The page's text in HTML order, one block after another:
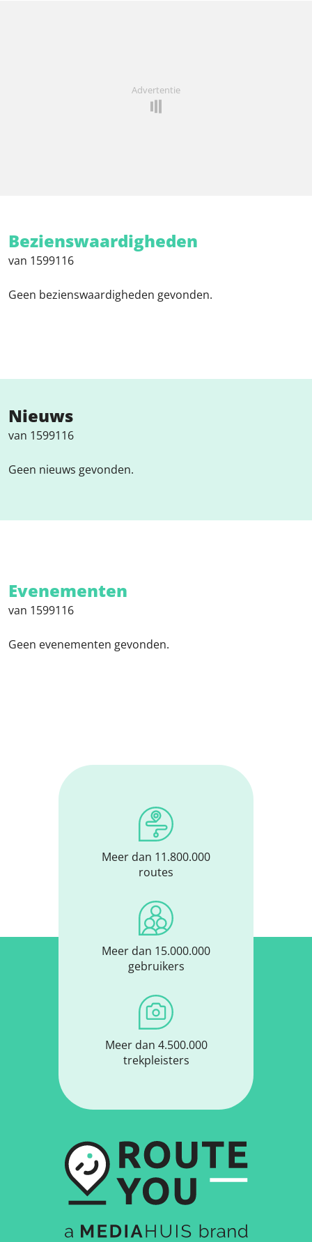
Advertentie
Bezienswaardigheden
van 1599116
Geen bezienswaardigheden gevonden.
Nieuws
van 1599116
Geen nieuws gevonden.
Evenementen
van 1599116
Geen evenementen gevonden.
Meer dan 11.800.000
routes
Meer dan 15.000.000
gebruikers
Meer dan 4.500.000
trekpleisters